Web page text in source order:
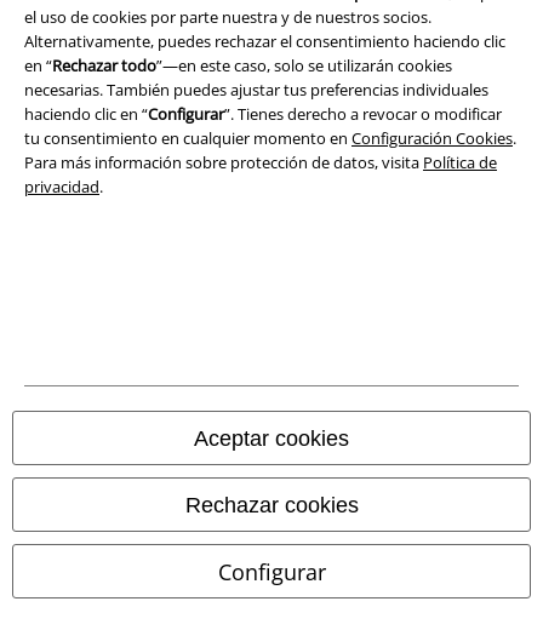
el uso de cookies por parte nuestra y de nuestros socios.
Alternativamente, puedes rechazar el consentimiento haciendo clic
en “Rechazar todo”—en este caso, solo se utilizarán cookies
necesarias. También puedes ajustar tus preferencias individuales
haciendo clic en “Configurar”. Tienes derecho a revocar o modificar
tu consentimiento en cualquier momento en Configuración Cookies.
Para más información sobre protección de datos, visita Política de
privacidad.
Aceptar cookies
Rechazar cookies
Configurar
Legal
Términos y Condiciones
Aviso Legal
Información sobre accesibilidad
Todos los precios incluyen el IVA pero no losgastos de transporte
© 1986-2026 E.M.P. Merchandising HGmbH